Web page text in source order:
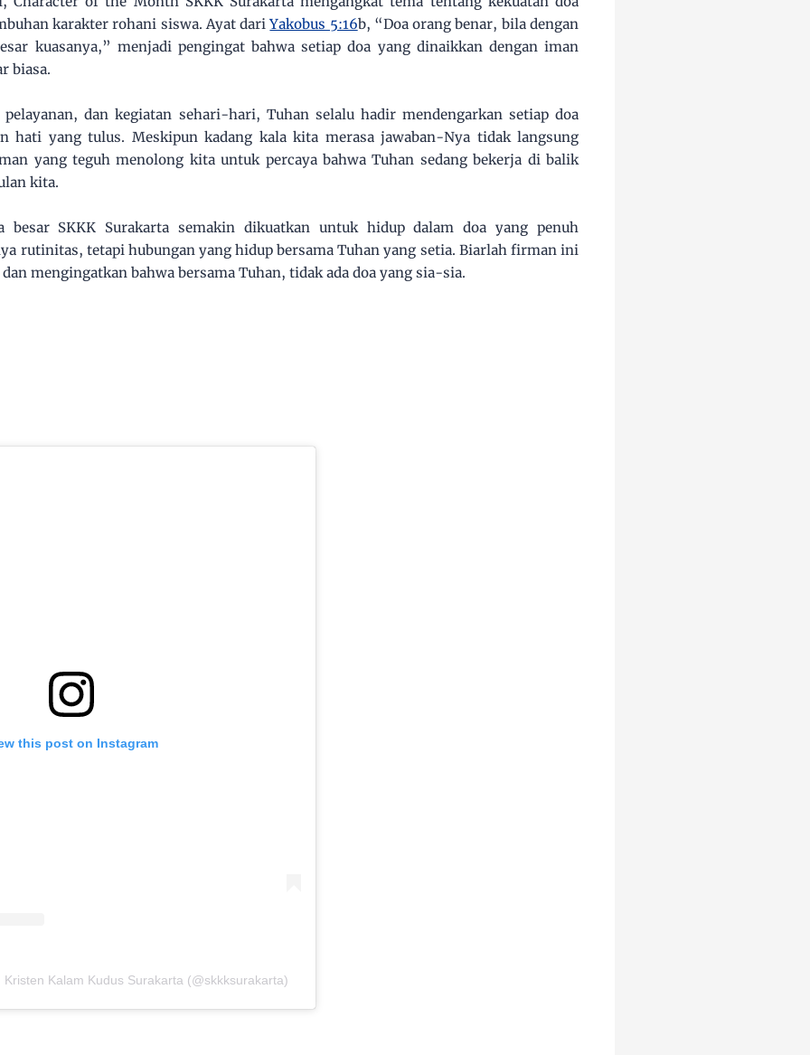
karakter rohani siswa. Ayat dariYakobus 5:16b, “Doa orang benar, bila dengan
kuasanya,” menjadi pengingat bahwa setiap doa yang dinaikkan dengan iman
biasa.
dan kegiatan sehari-hari, Tuhan selalu hadir mendengarkan setiap doa
hati yang tulus. Meskipun kadang kala kita merasa jawaban-Nya tidak langsung
yang teguh menolong kita untuk percaya bahwa Tuhan sedang bekerja di balik
kita.
besar SKKK Surakarta semakin dikuatkan untuk hidup dalam doa yang penuh
rutinitas, tetapi hubungan yang hidup bersama Tuhan yang setia. Biarlah firman ini
mengingatkan bahwa bersama Tuhan, tidak ada doa yang sia-sia.
this post on Instagram
Kalam Kudus Surakarta (@skkksurakarta)